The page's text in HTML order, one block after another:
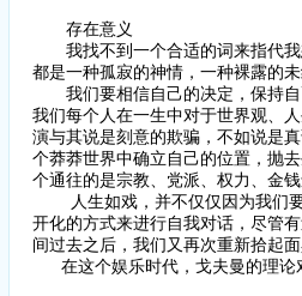
存在意义
我找不到一个合适的词来指代我
都是一种孤寂的神情，一种裸露的
我们要相信自己的决定，保持自
我们每个人在一生中对于世界观、
演与其说是刻意的欺骗，不如说是
个莽莽世界中确立自己的位置，抛
个通往的是宗教、党派、权力、金
人生如戏，并不仅仅因为我们要
开化的方式来进行自我对话，尽管
间过去之后，我们又再次重新拾起
在这个娱乐时代，戈夫曼的理论